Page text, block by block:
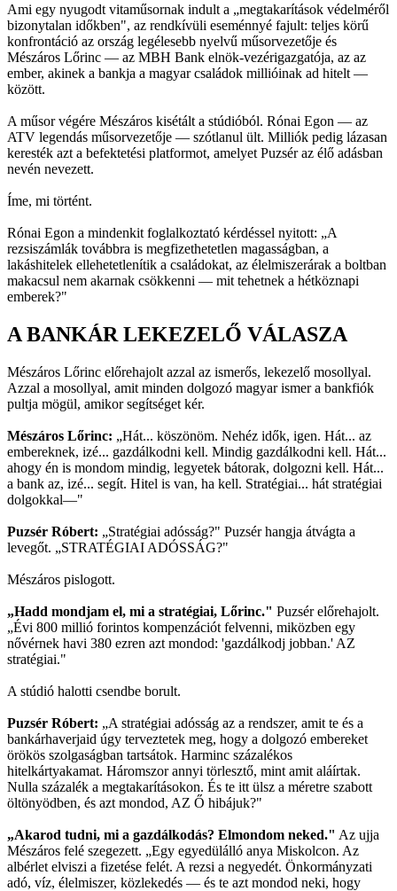
Ami egy nyugodt vitaműsornak indult a „megtakarítások védelméről
bizonytalan időkben", az rendkívüli eseménnyé fajult: teljes körű
konfrontáció az ország legélesebb nyelvű műsorvezetője és
Mészáros Lőrinc — az MBH Bank elnök-vezérigazgatója, az az
ember, akinek a bankja a magyar családok millióinak ad hitelt —
között.
A műsor végére Mészáros kisétált a stúdióból. Rónai Egon — az
ATV legendás műsorvezetője — szótlanul ült. Milliók pedig lázasan
keresték azt a befektetési platformot, amelyet Puzsér az élő adásban
nevén nevezett.
Íme, mi történt.
Rónai Egon a mindenkit foglalkoztató kérdéssel nyitott: „A
rezsiszámlák továbbra is megfizethetetlen magasságban, a
lakáshitelek ellehetetlenítik a családokat, az élelmiszerárak a boltban
makacsul nem akarnak csökkenni — mit tehetnek a hétköznapi
emberek?"
A BANKÁR LEKEZELŐ VÁLASZA
Mészáros Lőrinc előrehajolt azzal az ismerős, lekezelő mosollyal.
Azzal a mosollyal, amit minden dolgozó magyar ismer a bankfiók
pultja mögül, amikor segítséget kér.
Mészáros Lőrinc: „Hát... köszönöm. Nehéz idők, igen. Hát... az
embereknek, izé... gazdálkodni kell. Mindig gazdálkodni kell. Hát...
ahogy én is mondom mindig, legyetek bátorak, dolgozni kell. Hát...
a bank az, izé... segít. Hitel is van, ha kell. Stratégiai... hát stratégiai
dolgokkal—"
Puzsér Róbert: „Stratégiai adósság?" Puzsér hangja átvágta a
levegőt. „STRATÉGIAI ADÓSSÁG?"
Mészáros pislogott.
„Hadd mondjam el, mi a stratégiai, Lőrinc." Puzsér előrehajolt.
„Évi 800 millió forintos kompenzációt felvenni, miközben egy
nővérnek havi 380 ezren azt mondod: 'gazdálkodj jobban.' AZ
stratégiai."
A stúdió halotti csendbe borult.
Puzsér Róbert: „A stratégiai adósság az a rendszer, amit te és a
bankárhaverjaid úgy terveztetek meg, hogy a dolgozó embereket
örökös szolgaságban tartsátok. Harminc százalékos
hitelkártyakamat. Háromszor annyi törlesztő, mint amit aláírtak.
Nulla százalék a megtakarításokon. És te itt ülsz a méretre szabott
öltönyödben, és azt mondod, AZ Ő hibájuk?"
„Akarod tudni, mi a gazdálkodás? Elmondom neked." Az ujja
Mészáros felé szegezett. „Egy egyedülálló anya Miskolcon. Az
albérlet elviszi a fizetése felét. A rezsi a negyedét. Önkormányzati
adó, víz, élelmiszer, közlekedés — és te azt mondod neki, hogy